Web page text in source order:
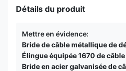
Détails du produit
Mettre en évidence:
Bride de câble métallique de
Élingue équipée 1670 de
Bride en acier galvanisée de